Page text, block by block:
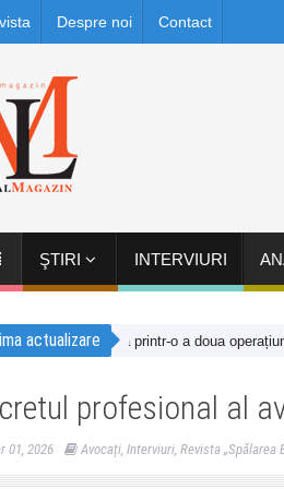
Despre noi Contact
ŞTIRI INTERVIURI
actualizare
România printr-o a doua operațiune
profesional al
01, 2026 Avocați Interviuri Revista „Spălarea